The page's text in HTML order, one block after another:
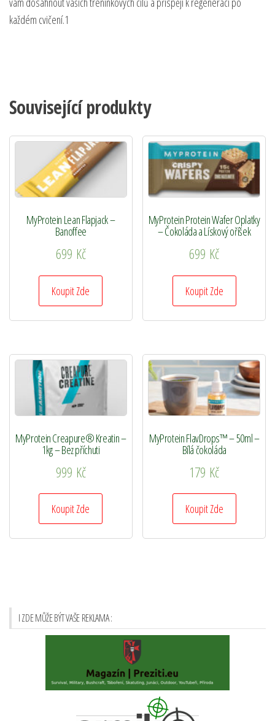
každém cvičení.1
Související produkty
MyProtein Lean Flapjack –
Banoffee
699 Kč
Koupit Zde
MyProtein Protein Wafer Oplatky
– Čokoláda a Lískový oříšek
699 Kč
Koupit Zde
MyProtein Creapure® Kreatin –
1kg – Bez příchuti
999 Kč
Koupit Zde
MyProtein FlavDrops™ – 50ml –
Bílá čokoláda
179 Kč
Koupit Zde
I ZDE MŮŽE BÝT VAŠE REKLAMA :